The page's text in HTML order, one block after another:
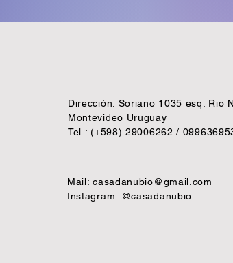
Dirección: Soriano 1035 esq. Rio
Montevideo Uruguay
Tel.: (+598) 29006262 /
Mail:casadanubio@gmail.com
Instagram: @casadanubio